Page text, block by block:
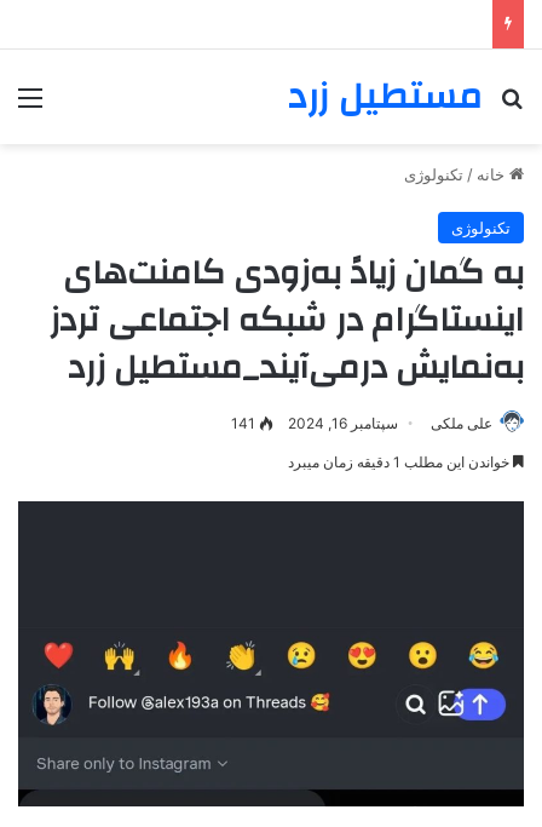
مستطیل زرد
خانه / تکنولوژی
تکنولوژی
به گمان زیادً به‌زودی کامنت‌های
اینستاگرام در شبکه اجتماعی تردز
به‌نمایش درمی‌آیند_مستطیل زرد
علی ملکی سپتامبر 16, 2024 141
خواندن این مطلب 1 دقیقه زمان میبرد